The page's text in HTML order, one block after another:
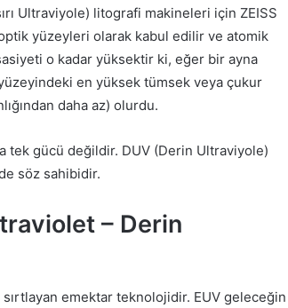
Ultraviyole) litografi makineleri için ZEISS
yüzeyleri olarak kabul edilir ve atomik
o kadar yüksektir ki, eğer bir ayna
en yüksek tümsek veya çukur
daha az) olurdu.
tek gücü değildir. DUV (Derin Ultraviyole)
söz sahibidir.
– Derin
emektar teknolojidir. EUV geleceğin